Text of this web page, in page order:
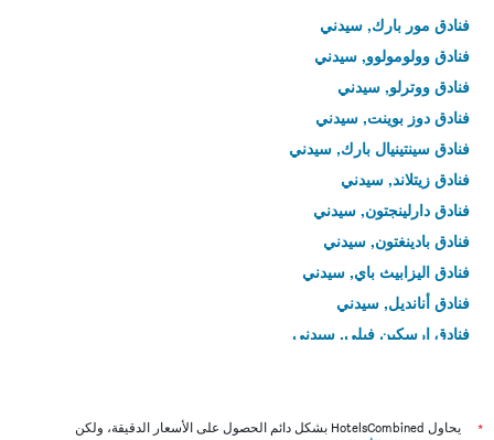
فنادق مور بارك, سيدني
فنادق وولومولوو, سيدني
فنادق ووترلو, سيدني
فنادق دوز بوينت, سيدني
فنادق سينتينيال بارك, سيدني
فنادق زيتلاند, سيدني
فنادق دارلينجتون, سيدني
فنادق بادينغتون, سيدني
فنادق اليزابيث باي, سيدني
فنادق أنانديل, سيدني
فنادق إرسكين فيلي, سيدني
فنادق سيدني سي بي دي, سيدني
*
يحاول HotelsCombined بشكل دائم الحصول على الأسعار الدقيقة، ولكن